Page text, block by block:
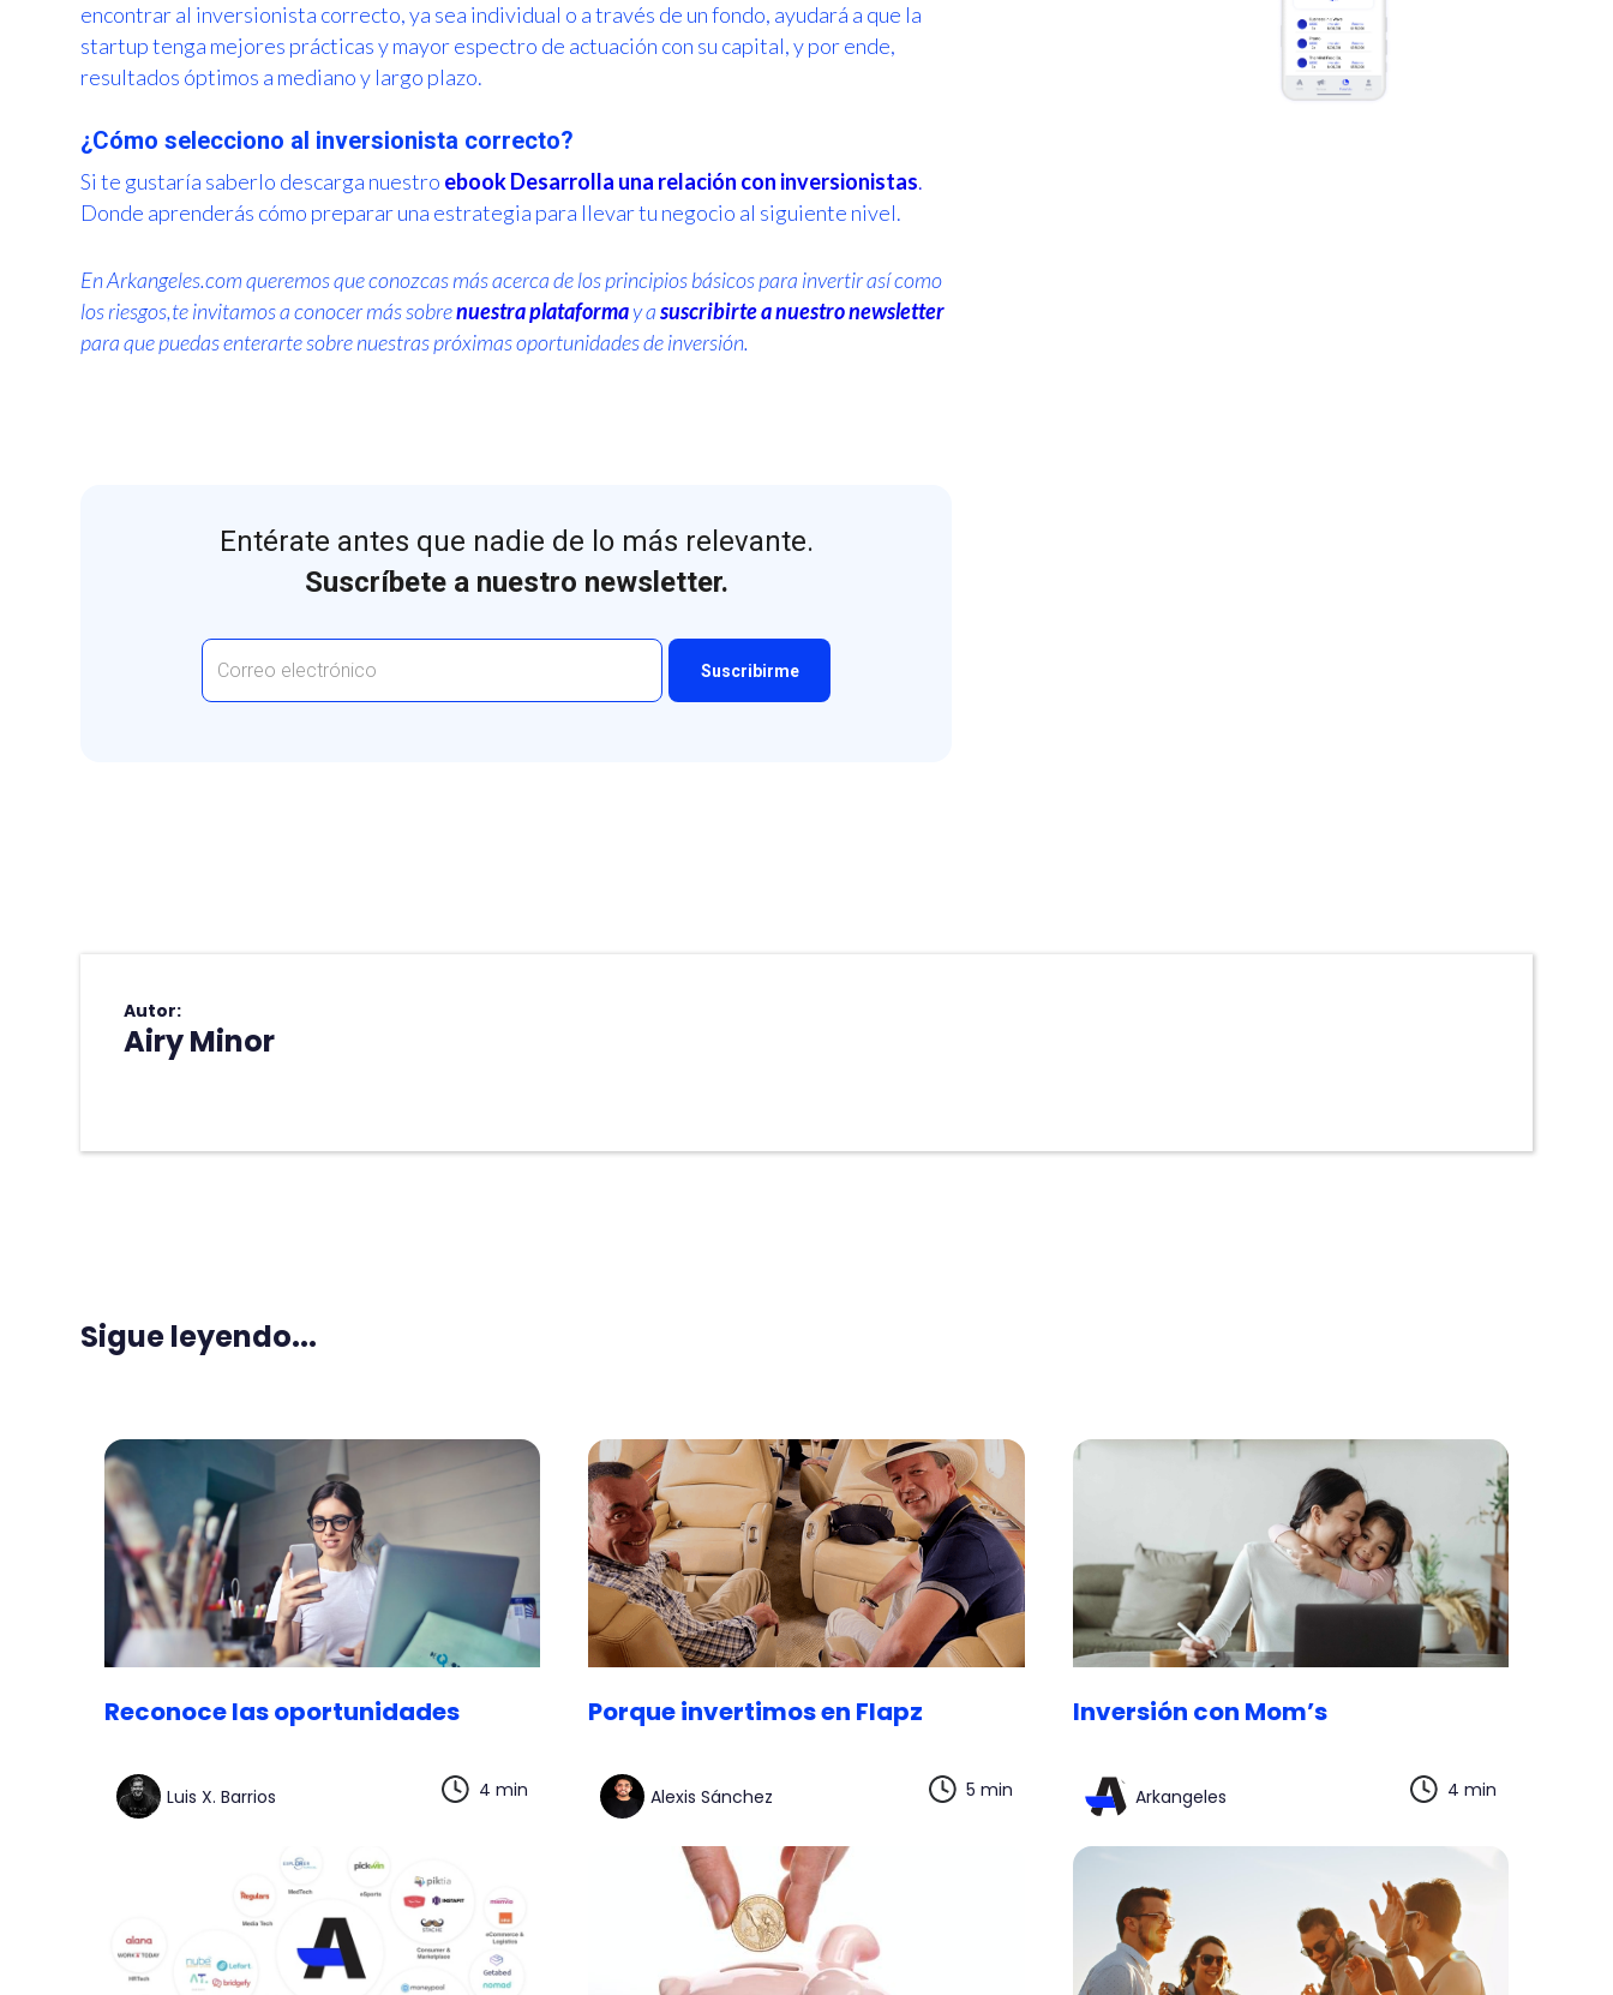
encontrar al inversionista correcto, ya sea individual o a través de un fondo, ayudará a que la
startup tenga mejores prácticas y mayor espectro de actuación con su capital, y por ende,
resultados óptimos a mediano y largo plazo.
¿Cómo selecciono al inversionista correcto?
Si te gustaría saberlo descarga nuestro ebook Desarrolla una relación con inversionistas.
Donde aprenderás cómo preparar una estrategia para llevar tu negocio al siguiente nivel.
En Arkangeles.com queremos que conozcas más acerca de los principios básicos para invertir así como
los riesgos,te invitamos a conocer más sobrenuestra plataformay asuscribirte a nuestro newsletter
para que puedas enterarte sobre nuestras próximas oportunidades de inversión.
Entérate antes que nadie de lo más relevante.
Suscríbete a nuestro newsletter.
Autor:
Airy Minor
Sigue leyendo...
Reconoce las oportunidades
Luis X. Barrios 4 min
Porque invertimos en Flapz
Alexis Sánchez 5 min
Inversión con Mom’s
Arkangeles 4 min